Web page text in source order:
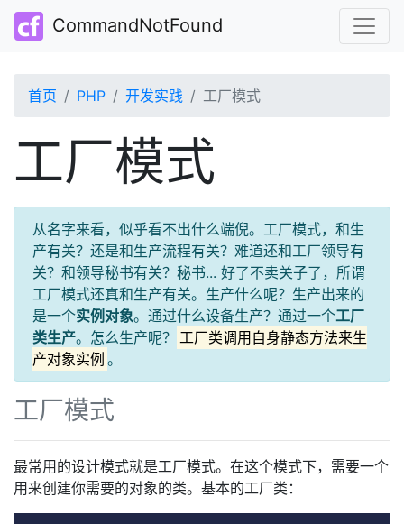
CommandNotFound
首页 PHP 开发实践 工厂模式
工厂模式
从名字来看，似乎看不出什么端倪。工厂模式，和生
产有关？还是和生产流程有关？难道还和工厂领导有
关？和领导秘书有关？秘书... 好了不卖关子了，所谓
工厂模式还真和生产有关。生产什么呢？生产出来的
是一个实例对象。通过什么设备生产？通过一个工厂
类生产。怎么生产呢？ 工厂类调用自身静态方法来生
产对象实例 。
工厂模式
最常用的设计模式就是工厂模式。在这个模式下，需要一个
用来创建你需要的对象的类。基本的工厂类：